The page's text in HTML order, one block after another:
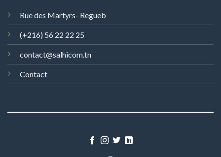
Rue des Martyrs- Regueb
(+216) 56 22 22 25
contact@salhicom.tn
Contact